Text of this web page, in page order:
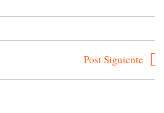
Post Siguiente